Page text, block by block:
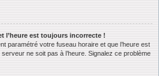
l’heure est toujours incorrecte !
paramétré votre fuseau horaire et que l’heure est
ne soit pas à l’heure. Signalez ce problème